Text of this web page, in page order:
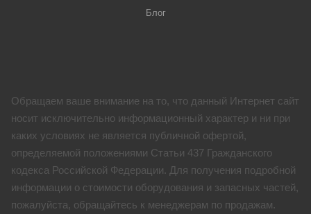
Блог
Обращаем ваше внимание на то, что данный Интернет сайт
носит исключительно информационный характер и ни при
каких условиях не является публичной офертой,
определяемой положениями Статьи 437 Гражданского
кодекса Российской Федерации. Для получения подробной
информации о стоимости оборудования и запасных частей,
пожалуйста, обращайтесь к менеджерам по продажам.